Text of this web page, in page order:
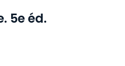
5e éd.